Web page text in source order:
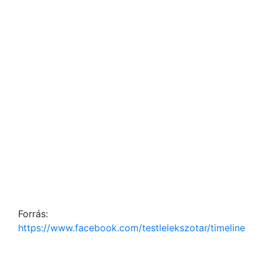
Forrás:
https://www.facebook.com/testlelekszotar/timeline